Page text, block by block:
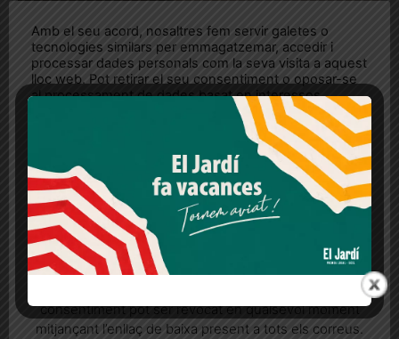
Amb el seu acord, nosaltres fem servir galetes o
tecnologies similars per emmagatzemar, accedir i
processar dades personals com la seva visita a aquest
lloc web. Pot retirar el seu consentiment o oposar-se
al processament de dades basat en interessos
legítims en qualsevol moment fent clic a "Ajustos de
cookies" o a la nostra Política de privacitat en aquest
lloc web. Si cliques "acceptar" dones el teu
Més informació Acceptar Rebutjar tot
Quan l’usuari crea un compte al Diari el Jardí, dona el
seu consentiment explícit per rebre comunicacions
consentiment pot ser revocat en qualsevol moment
mitjançant l’enllaç de baixa present a tots els correus.